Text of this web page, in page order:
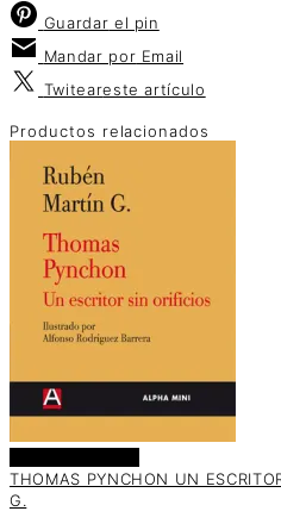
Guardar el pin
Mandar por Email
Twiteareste artículo
Productos relacionados
THOMAS PYNCHON UN
G.